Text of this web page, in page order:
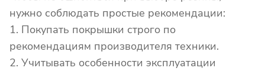
нужно соблюдать простые рекомендации:
1. Покупать покрышки строго по
рекомендациям производителя техники.
2. Учитывать особенности эксплуатации